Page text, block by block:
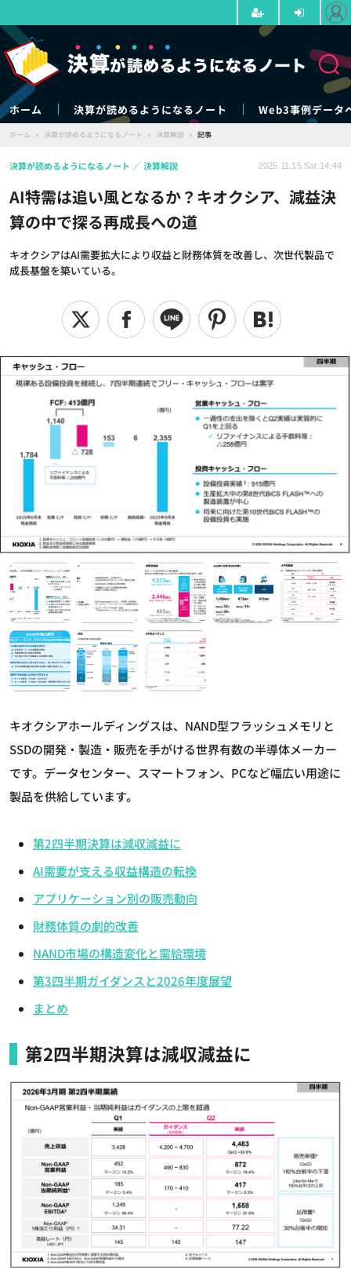
ホーム 決算が読めるようになるノート Web3事例データ
ホーム › 決算が読めるようになるノート › 決算解説 › 記事
AI特需は追い風となるか？キオクシア、減益決
算の中で探る再成長への道
キオクシアはAI需要拡大により収益と財務体質を改善し、次世代製品で
成長基盤を築いている。
決算が読めるようになるノート 決算解説 2025.11.15 Sat 14:44
キオクシアホールディングスは、NAND型フラッシュメモリと
SSDの開発・製造・販売を手がける世界有数の半導体メーカー
です。データセンター、スマートフォン、PCなど幅広い用途に
製品を供給しています。
第2四半期決算は減収減益に
AI需要が支える収益構造の転換
アプリケーション別の販売動向
財務体質の劇的改善
NAND市場の構造変化と需給環境
第3四半期ガイダンスと2026年度展望
まとめ
第2四半期決算は減収減益に